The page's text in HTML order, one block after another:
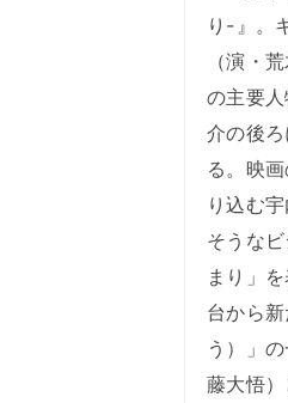
り-』。
（演・
の主要
介の後
る。映
り込む
そうな
まり」
台から
う）」
藤大悟